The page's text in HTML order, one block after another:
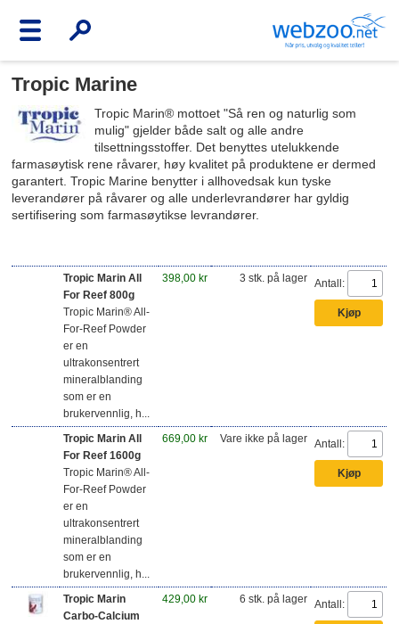
Tropic Marine
Tropic Marin® mottoet "Så ren og naturlig som
mulig" gjelder både salt og alle andre
tilsettningsstoffer. Det benyttes utelukkende
farmasøytisk rene råvarer, høy kvalitet på produktene er dermed
garantert. Tropic Marine benytter i allhovedsak kun tyske
leverandører på råvarer og alle underlevrandører har gyldig
sertifisering som farmasøytikse levrandører.
Tropic Marin All
For Reef 800g
Tropic Marin® All-
For-Reef Powder
er en
ultrakonsentrert
mineralblanding
som er en
brukervennlig, h...
398,00 kr 3 stk. på lager Antall:
Tropic Marin All
For Reef 1600g
Tropic Marin® All-
For-Reef Powder
er en
ultrakonsentrert
mineralblanding
som er en
brukervennlig, h...
669,00 kr Vare ikke på lager Antall:
Tropic Marin
Carbo-Calcium
429,00 kr 6 stk. på lager Antall: